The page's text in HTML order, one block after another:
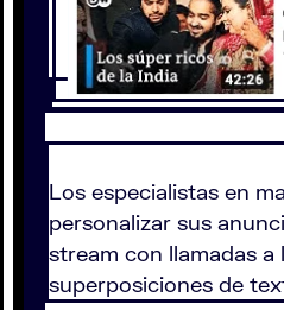
Los especialistas en
personalizar sus
stream con llamadas a
superposiciones de